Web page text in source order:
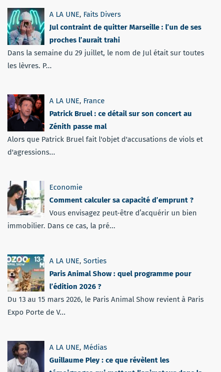
A LA UNE, Faits Divers
Jul contraint de quitter Marseille : l’un de ses
proches l’aurait trahi
Dans la semaine du 29 juillet, le nom de Jul était sur toutes
les lèvres. P...
A LA UNE, France
Patrick Bruel : ce détail sur son concert au
Zénith passe mal
Alors que Patrick Bruel fait l'objet d'accusations de viols et
d'agressions...
Economie
Comment calculer sa capacité d’emprunt ?
Vous envisagez peut-être d’acquérir un bien
immobilier. Dans ce cas, la pré...
A LA UNE, Sorties
Paris Animal Show : quel programme pour
l’édition 2026 ?
Du 13 au 15 mars 2026, le Paris Animal Show revient à Paris
Expo Porte de V...
A LA UNE, Médias
Guillaume Pley : ce que révèlent les